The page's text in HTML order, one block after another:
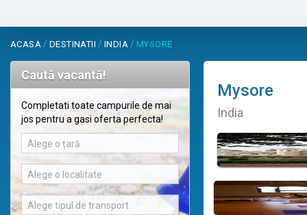
ACASA / DESTINATII / INDIA / MYSORE
Caută vacantă!
Completati toate campurile de mai
jos pentru a gasi oferta perfecta!
Alege o țară
Alege o localitate
Alege tipul de transport
Mysore
India